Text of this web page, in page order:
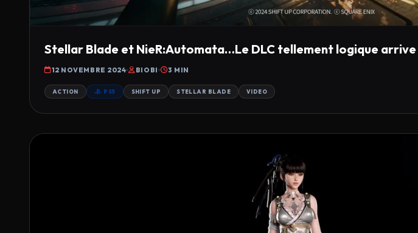
Stellar Blade et NieR:Automata…Le DLC tellement logique arrive
12 NOVEMBRE 2024 BIOBI 3 MIN
ACTION PS5 SHIFT UP STELLAR BLADE VIDEO